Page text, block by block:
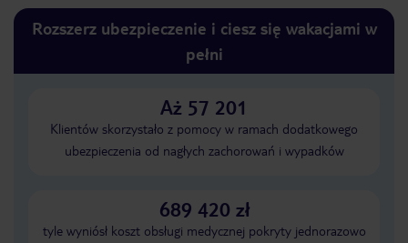
Rozszerz ubezpieczenie i ciesz się wakacjami w
pełni
Aż 57 201
Klientów skorzystało z pomocy w ramach dodatkowego
ubezpieczenia od nagłych zachorowań i wypadków
689 420 zł
tyle wyniósł koszt obsługi medycznej pokryty jednorazowo